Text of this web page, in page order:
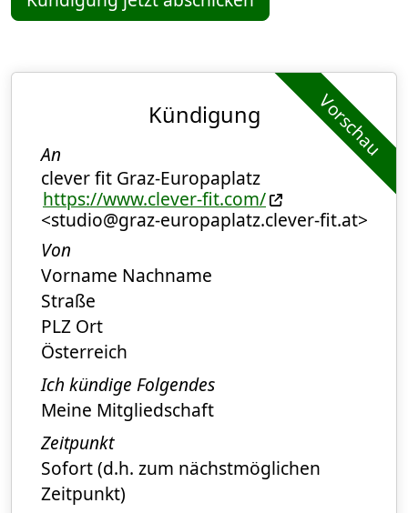
Vorschau
Kündigung
An
clever fit Graz-Europaplatz
https://www.clever-fit.com/
<studio@graz-europaplatz.clever-fit.at>
Von
Vorname Nachname
Straße
PLZ Ort
Österreich
Ich kündige Folgendes
Meine Mitgliedschaft
Zeitpunkt
Sofort (d.h. zum nächstmöglichen
Zeitpunkt)